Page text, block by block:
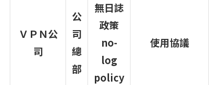
ＶＰＮ公
司
公
司
總
部
無日誌
政策
no-
log
policy
使用協議